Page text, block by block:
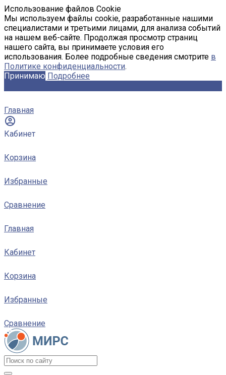
Использование файлов Cookie
Мы используем файлы cookie, разработанные нашими
специалистами и третьими лицами, для анализа событий
на нашем веб-сайте. Продолжая просмотр страниц
нашего сайта, вы принимаете условия его
использования. Более подробные сведения смотрите в
Политике конфиденциальности.
Принимаю Подробнее
Главная
Кабинет
Корзина
Избранные
Сравнение
Главная
Кабинет
Корзина
Избранные
Сравнение